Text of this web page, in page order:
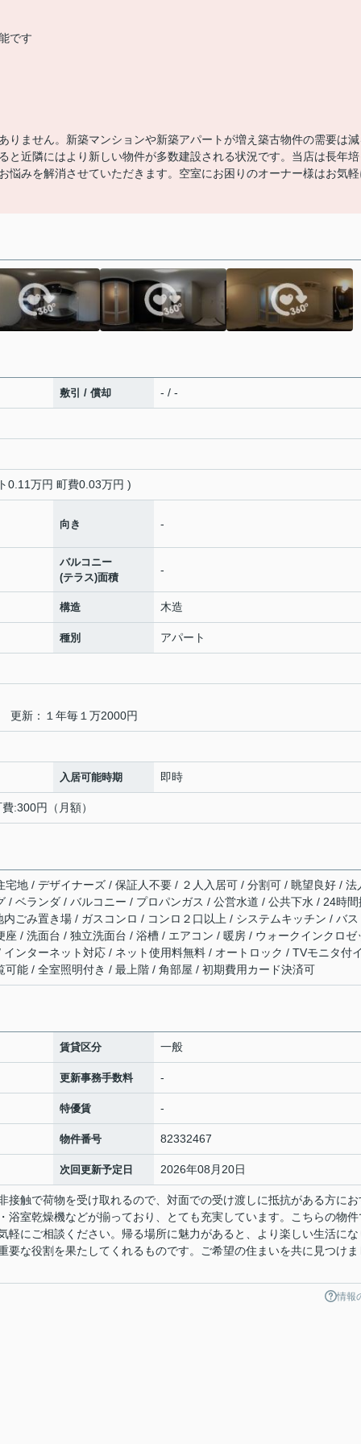
です
りません。新築マンションや新築アパートが増え築古物件の需要は減
と近隣にはより新しい物件が多数建設される状況です。当店は長年培
悩みを解消させていただきます。空室にお困りのオーナー様はお気軽
敷引 / 償却 - / -
0.11万円 町費0.03万円 )
向き -
バルコニー
(テラス)面積
-
構造 木造
種別 アパート
新：１年毎１万2000円
入居可能時期 即時
:300円（月額）
地 / デザイナーズ / 保証人不要 / ２人入居可 / 分割可 / 眺望良好 / 法
/ ベランダ / バルコニー / プロパンガス / 公営水道 / 公共下水 / 24時間
ごみ置き場 / ガスコンロ / コンロ２口以上 / システムキッチン / バス
/ 洗面台 / 独立洗面台 / 浴槽 / エアコン / 暖房 / ウォークインクロゼ
ンターネット対応 / ネット使用料無料 / オートロック / TVモニタ付
能 / 全室照明付き / 最上階 / 角部屋 / 初期費用カード決済可
賃貸区分 一般
更新事務手数料 -
特優賃 -
物件番号 82332467
次回更新予定日 2026年08月20日
接触で荷物を受け取れるので、対面での受け渡しに抵抗がある方にお
浴室乾燥機などが揃っており、とても充実しています。こちらの物件
軽にご相談ください。帰る場所に魅力があると、より楽しい生活にな
要な役割を果たしてくれるものです。ご希望の住まいを共に見つけま
情報